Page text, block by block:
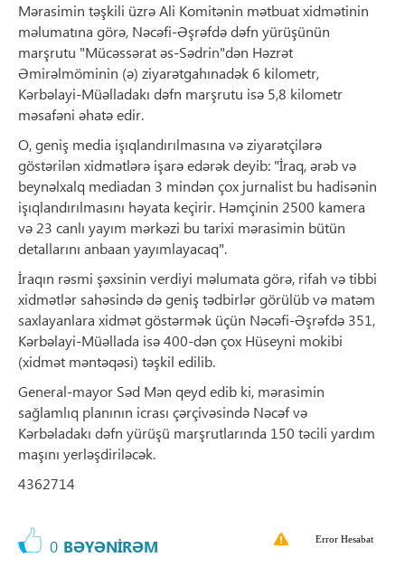
Mərasimin təşkili üzrə Ali Komitənin mətbuat xidmətinin
məlumatına görə, Nəcəfi-Əşrəfdə dəfn yürüşünün
marşrutu "Mücəssərat əs-Sədrin"dən Həzrət
Əmirəlmöminin (ə) ziyarətgahınadək 6 kilometr,
Kərbəlayi-Müəlladakı dəfn marşrutu isə 5,8 kilometr
məsafəni əhatə edir.
O, geniş media işıqlandırılmasına və ziyarətçilərə
göstərilən xidmətlərə işarə edərək deyib: "İraq, ərəb və
beynəlxalq mediadan 3 mindən çox jurnalist bu hadisənin
işıqlandırılmasını həyata keçirir. Həmçinin 2500 kamera
və 23 canlı yayım mərkəzi bu tarixi mərasimin bütün
detallarını anbaan yayımlayacaq".
İraqın rəsmi şəxsinin verdiyi məlumata görə, rifah və tibbi
xidmətlər sahəsində də geniş tədbirlər görülüb və matəm
saxlayanlara xidmət göstərmək üçün Nəcəfi-Əşrəfdə 351,
Kərbəlayi-Müəllada isə 400-dən çox Hüseyni mokibi
(xidmət məntəqəsi) təşkil edilib.
General-mayor Səd Mən qeyd edib ki, mərasimin
sağlamlıq planının icrası çərçivəsində Nəcəf və
Kərbəladakı dəfn yürüşü marşrutlarında 150 təcili yardım
maşını yerləşdiriləcək.
4362714
0 BƏYƏNİRƏM Error Hesabat